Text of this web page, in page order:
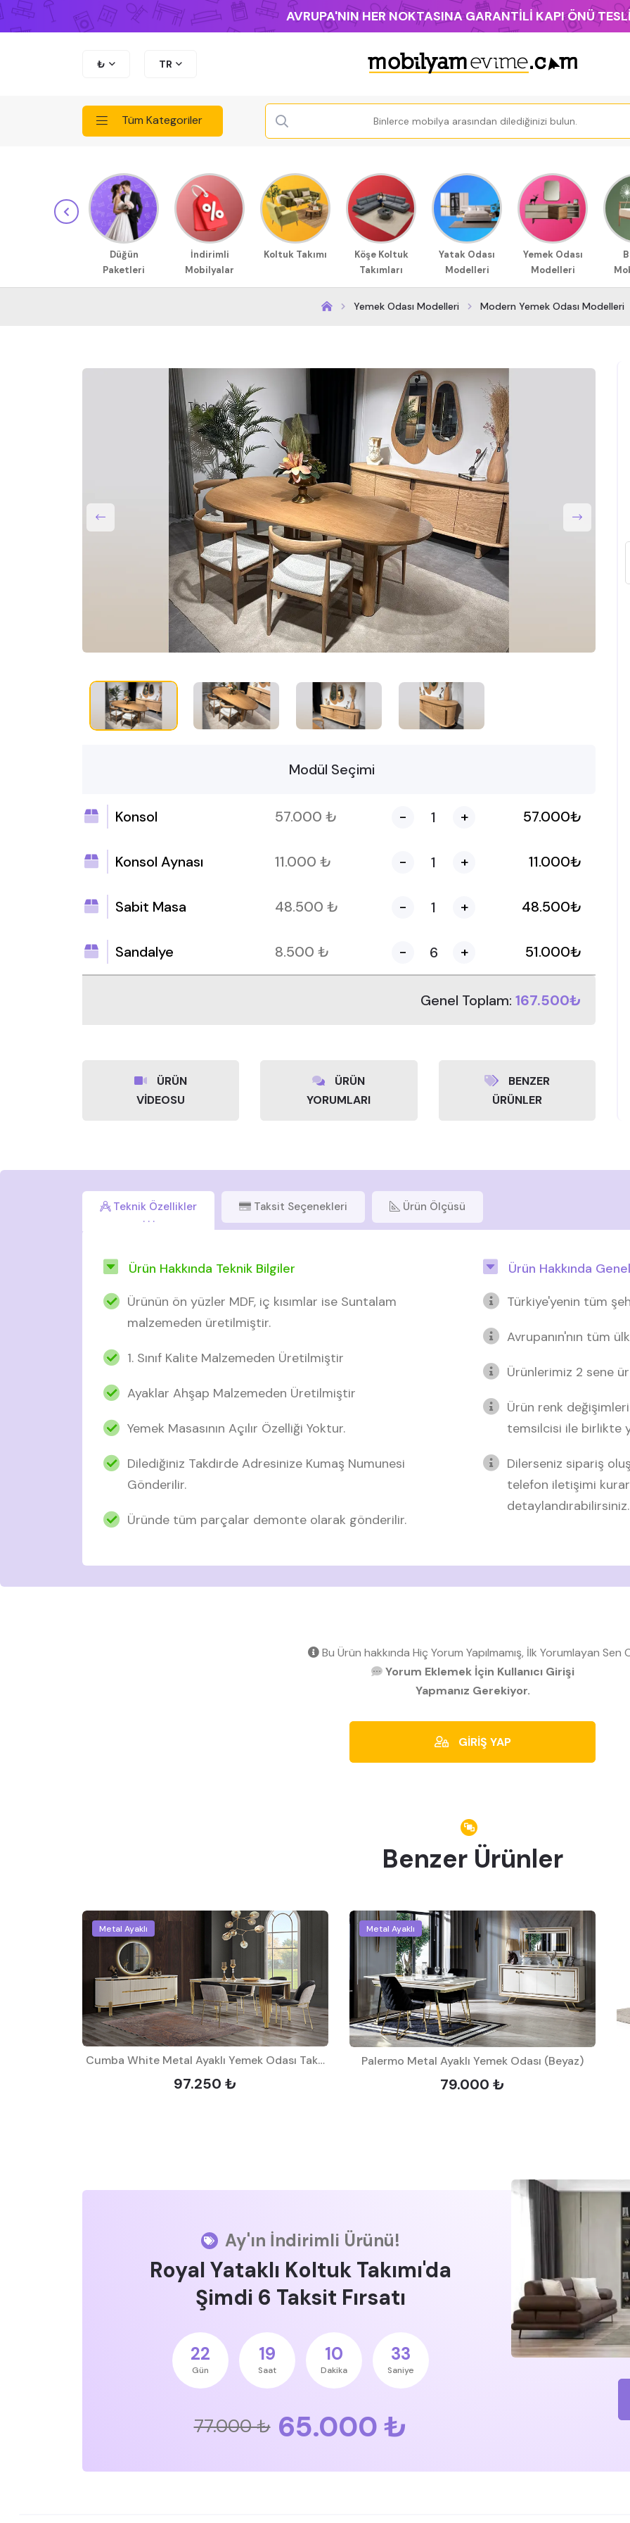
AVRUPA'NIN HER NOKTASINA GARANTİLİ KAPI ÖNÜ
₺ TR
Tüm Kategoriler
Düğün
Paketleri
İndirimli
Mobilyalar
Koltuk Takımı
Köşe Koltuk
Takımları
Yatak Odası
Modelleri
Yemek Odası
Modelleri
Yemek Odası Modelleri Modern Yemek Odası Modelleri
Modül Seçimi
Konsol 57.000 ₺ - + 57.000₺
Konsol Aynası 11.000 ₺ - + 11.000₺
Sabit Masa 48.500 ₺ - + 48.500₺
Sandalye 8.500 ₺ - + 51.000₺
Genel Toplam: 167.500₺
ÜRÜN
VİDEOSU
ÜRÜN
YORUMLARI
BENZER
ÜRÜNLER
Teknik Özellikler Taksit Seçenekleri Ürün Ölçüsü
Ürün Hakkında Teknik Bilgiler
Ürünün ön yüzler MDF, iç kısımlar ise Suntalam
malzemeden üretilmiştir.
1. Sınıf Kalite Malzemeden Üretilmiştir
Ayaklar Ahşap Malzemeden Üretilmiştir
Yemek Masasının Açılır Özelliği Yoktur.
Dilediğiniz Takdirde Adresinize Kumaş Numunesi
Gönderilir.
Üründe tüm parçalar demonte olarak gönderilir.
Ürün Hakkında
Türkiye'yenin tüm
Avrupanın'nın tüm
Ürünlerimiz 2 sene
Ürün renk
temsilcisi ile birlikte
Dilerseniz sipariş
telefon iletişimi
detaylandırabilirsiniz.
Bu Ürün hakkında Hiç Yorum Yapılmamış, İlk Yorumlayan Sen
Yorum Eklemek İçin Kullanıcı Girişi
Yapmanız Gerekiyor.
GİRİŞ YAP
Benzer Ürünler
Metal Ayaklı
Cumba White Metal Ayaklı Yemek Odası Takımı
97.250 ₺
Metal Ayaklı
Palermo Metal Ayaklı Yemek Odası (Beyaz)
79.000 ₺
Ay'ın İndirimli Ürünü!
Royal Yataklı Koltuk Takımı'da
Şimdi 6 Taksit Fırsatı
22
Gün
19
Saat
10
Dakika
32
Saniye
77.000 ₺ 65.000 ₺